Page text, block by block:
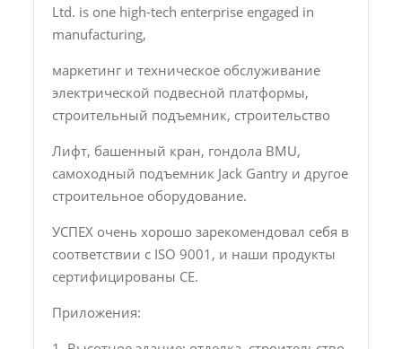
Ltd. is one high-tech enterprise engaged in
manufacturing,
маркетинг и техническое обслуживание
электрической подвесной платформы,
строительный подъемник, строительство
Лифт, башенный кран, гондола BMU,
самоходный подъемник Jack Gantry и другое
строительное оборудование.
УСПЕХ очень хорошо зарекомендовал себя в
соответствии с ISO 9001, и наши продукты
сертифицированы CE.
Приложения: